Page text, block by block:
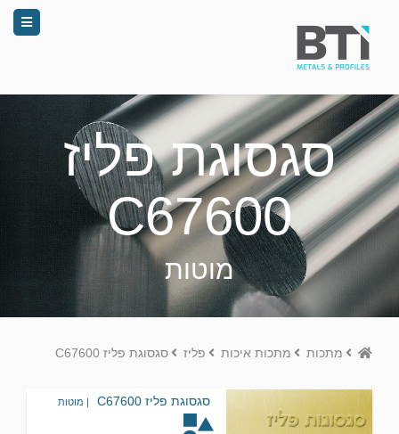
סגסוגת פליז
C67600
מוטות
Homeמתכות מתכות איכות פליז סגסוגת פליז C67600
סגסוגת פליז C67600 | מוטות